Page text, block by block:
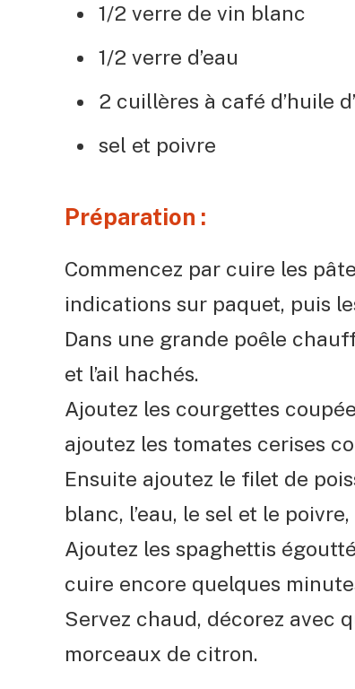
1/2 verre de vin blanc
1/2 verre d’eau
2 cuillères à café d’huile
sel et poivre
Préparation :
Commencez par cuire les
indications sur paquet, puis
Dans une grande poêle
et l’ail hachés.
Ajoutez les courgettes
ajoutez les tomates cerises
Ensuite ajoutez le filet de
blanc, l’eau, le sel et le
Ajoutez les spaghettis
cuire encore quelques
Servez chaud, décorez avec
morceaux de citron.